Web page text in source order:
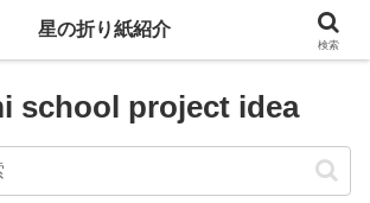
school project idea
星の折り紙紹介
検索